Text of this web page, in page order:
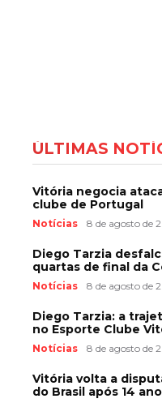
ÚLTIMAS
Vitória negocia
clube de Portugal
Notícias 8 de agosto de
Diego Tarzia
quartas de final da
Notícias 8 de agosto de
Diego Tarzia: a
no Esporte Clube
Notícias 8 de agosto de
Vitória volta a
do Brasil após 14